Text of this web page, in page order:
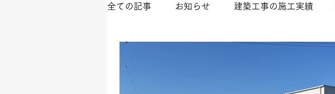
全ての記事 お知らせ 建築工事の施工実績